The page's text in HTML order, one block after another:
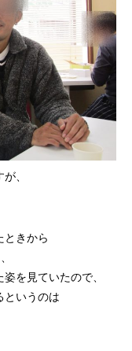
、
ときから
を見ていたので、
というのは